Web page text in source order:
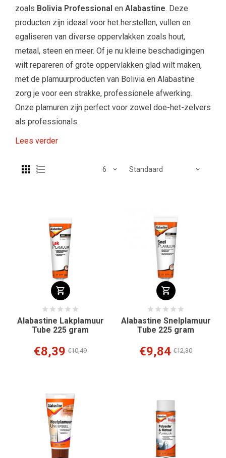
zoals Bolivia Professional en Alabastine. Deze
producten zijn ideaal voor het herstellen, vullen en
egaliseren van diverse oppervlakken zoals hout,
metaal, steen en meer. Of je nu kleine beschadigingen
wilt repareren of grote oppervlakken glad wilt maken,
met de plamuurproducten van Bolivia en Alabastine
zorg je voor een strakke, professionele afwerking.
Onze plamuren zijn perfect voor zowel doe-het-zelvers
als professionals.
Lees verder
Alabastine Lakplamuur
Tube 225 gram
€8,39 €10,49
Alabastine Snelplamuur
Tube 225 gram
€9,84 €12,30